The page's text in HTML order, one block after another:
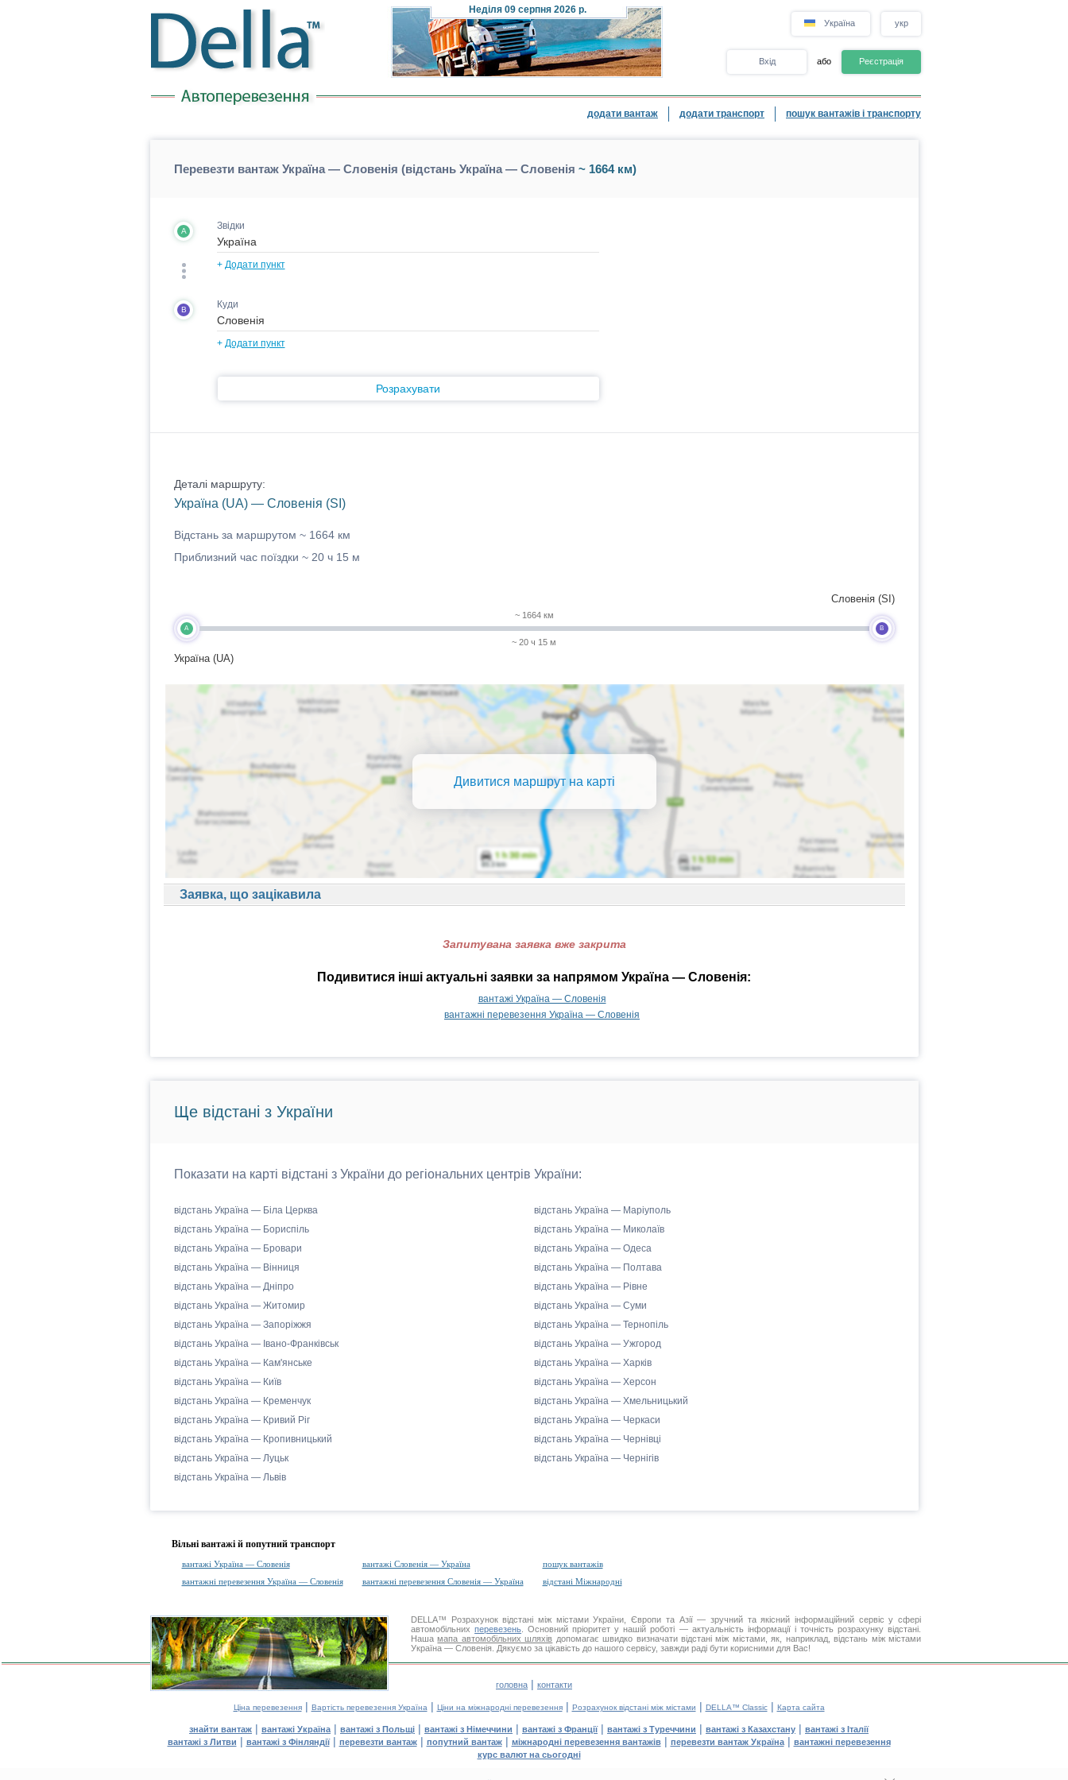
Неділя 09 серпня 2026 р.
Україна укр
Вхід або Реєстрація
додати вантаж додати транспорт пошук вантажів і транспорту
Перевезти вантаж Україна — Словенія (відстань Україна — Словенія ~ 1664 км)
A Звідки
+ Додати пункт
B Куди
+ Додати пункт
Розрахувати
Деталі маршруту:
Україна (UA) — Словенія (SI)
Відстань за маршрутом ~ 1664 км
Приблизний час поїздки ~ 20 ч 15 м
A
Україна (UA)
~ 1664 км
~ 20 ч 15 м
B
Словенія (SI)
Дивитися маршрут на карті
Заявка, що зацікавила
Запитувана заявка вже закрита
Подивитися інші актуальні заявки за напрямом Україна — Словенія:
вантажі Україна — Словенія
вантажні перевезення Україна — Словенія
Ще відстані з України
Показати на карті відстані з України до регіональних центрів України:
відстань Україна — Біла Церква
відстань Україна — Бориспіль
відстань Україна — Бровари
відстань Україна — Вінниця
відстань Україна — Дніпро
відстань Україна — Житомир
відстань Україна — Запоріжжя
відстань Україна — Івано-Франківськ
відстань Україна — Кам'янське
відстань Україна — Київ
відстань Україна — Кременчук
відстань Україна — Кривий Ріг
відстань Україна — Кропивницький
відстань Україна — Луцьк
відстань Україна — Львів
відстань Україна — Маріуполь
відстань Україна — Миколаїв
відстань Україна — Одеса
відстань Україна — Полтава
відстань Україна — Рівне
відстань Україна — Суми
відстань Україна — Тернопіль
відстань Україна — Ужгород
відстань Україна — Харків
відстань Україна — Херсон
відстань Україна — Хмельницький
відстань Україна — Черкаси
відстань Україна — Чернівці
відстань Україна — Чернігів
Вільні вантажі й попутний транспорт
вантажі Україна — Словенія вантажі Словенія — Україна
пошук вантажів
вантажні перевезення Україна — Словенія
вантажні перевезення Словенія — Україна відстані Міжнародні
DELLA™ Розрахунок відстані між містами України, Європи та Азії — зручний та якісний інформаційний сервіс у сфері
автомобільнихперевезень . Основний пріоритет у нашій роботі — актуальність інформації і точність розрахунку відстані.
Нашамапа автомобільних шляхів допомагає швидко визначати відстані між містами, як, наприклад, відстань між містами
Україна — Словенія. Дякуємо за цікавість до нашого сервісу, завжди раді бути корисними для Вас!
головна | контакти
Ціна перевезення| Вартість перевезення Україна | Ціни на міжнародні перевезення| Розрахунок відстані між містами | DELLA™ Classic| Карта сайта
знайти вантаж | вантажі Україна | вантажі з Польщі | вантажі з Німеччини | вантажі з Франції| вантажі з Туреччини | вантажі з Казахстану | вантажі з Італії
вантажі з Литви | вантажі з Фінляндії| перевезти вантаж| попутний вантаж| міжнародні перевезення вантажів| перевезти вантаж Україна| вантажні перевезення
курс валют на сьогодні